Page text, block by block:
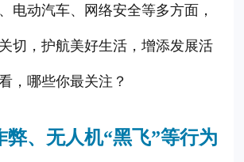
电动汽车、网络安全等多方面，
切，护航美好生活，增添发展活
哪些你最关注？
弊、无人机“黑飞”等行为